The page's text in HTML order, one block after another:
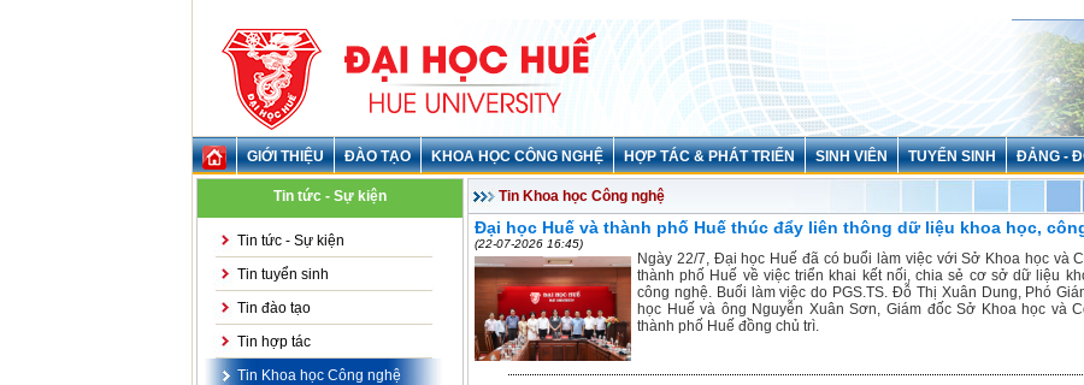
GIỚI THIỆU ĐÀO TẠO KHOA HỌC CÔNG NGHỆ HỢP TÁC & PHÁT TRIỂN SINH VIÊN TUYỂN SINH ĐẢNG -
Tin tức - Sự kiện
Tin tức - Sự kiện
Tin tuyển sinh
Tin đào tạo
Tin hợp tác
Tin Khoa học Công nghệ
Tin Khoa học Công nghệ
Đại học Huế và thành phố Huế thúc đẩy liên thông dữ liệu khoa học,
(22-07-2026 16:45)
Ngày 22/7, Đại học Huế đã có buổi làm việc với Sở Khoa học và
thành phố Huế về việc triển khai kết nối, chia sẻ cơ sở dữ liệu
công nghệ. Buổi làm việc do PGS.TS. Đỗ Thị Xuân Dung, Phó
học Huế và ông Nguyễn Xuân Sơn, Giám đốc Sở Khoa học và
thành phố Huế đồng chủ trì.